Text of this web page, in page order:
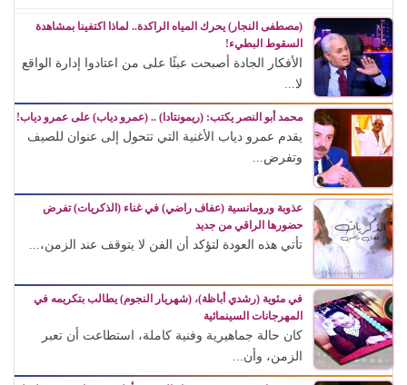
(مصطفى النجار) يحرك المياه الراكدة.. لماذا اكتفينا بمشاهدة
السقوط البطيء!
الأفكار الجادة أصبحت عبئًا على من اعتادوا إدارة الواقع
لا...
محمد أبو النصر يكتب: (ريمونتادا) .. (عمرو دياب) على عمرو دياب!
يقدم عمرو دياب الأغنية التي تتحول إلى عنوان للصيف
وتفرض...
عذوبة ورومانسية (عفاف راضي) في غناء (الذكريات) تفرض
حضورها الراقي من جديد
تأتي هذه العودة لتؤكد أن الفن لا يتوقف عند الزمن،...
في مئوية (رشدي أباظة)، (شهريار النجوم) يطالب بتكريمه في
المهرجانات السينمائية
كان حالة جماهيرية وفنية كاملة، استطاعت أن تعبر
الزمن، وأن...